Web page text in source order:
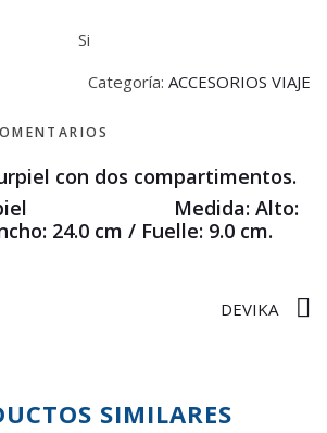
Si
Categoría: ACCESORIOS VIAJE
con dos compartimentos.
Medida: Alto:
24.0 cm / Fuelle: 9.0 cm.
DEVIKA
SIMILARES